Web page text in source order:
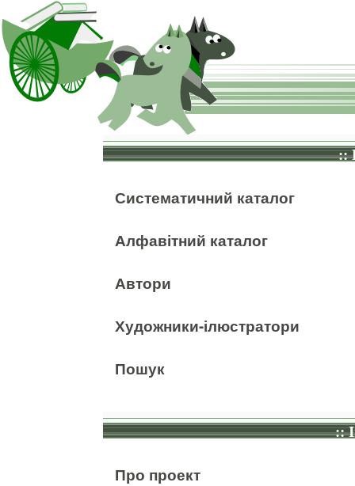
::
Систематичний каталог
Алфавітний каталог
Автори
Художники-ілюстратори
Пошук
::
Про проект